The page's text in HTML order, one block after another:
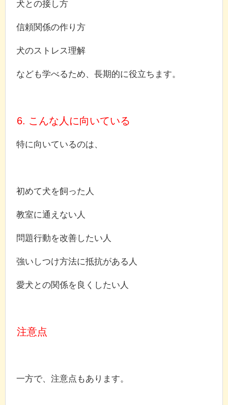
犬との接し方
信頼関係の作り方
犬のストレス理解
なども学べるため、長期的に役立ちます。
6. こんな人に向いている
特に向いているのは、
初めて犬を飼った人
教室に通えない人
問題行動を改善したい人
強いしつけ方法に抵抗がある人
愛犬との関係を良くしたい人
注意点
一方で、注意点もあります。